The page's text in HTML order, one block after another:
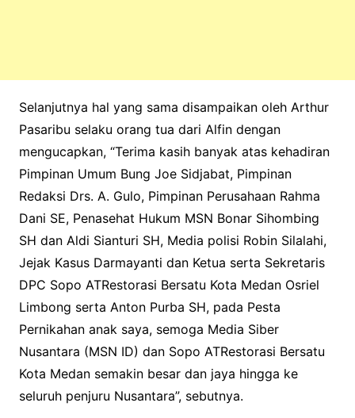
Selanjutnya hal yang sama disampaikan oleh Arthur
Pasaribu selaku orang tua dari Alfin dengan
mengucapkan, “Terima kasih banyak atas kehadiran
Pimpinan Umum Bung Joe Sidjabat, Pimpinan
Redaksi Drs. A. Gulo, Pimpinan Perusahaan Rahma
Dani SE, Penasehat Hukum MSN Bonar Sihombing
SH dan Aldi Sianturi SH, Media polisi Robin Silalahi,
Jejak Kasus Darmayanti dan Ketua serta Sekretaris
DPC Sopo ATRestorasi Bersatu Kota Medan Osriel
Limbong serta Anton Purba SH, pada Pesta
Pernikahan anak saya, semoga Media Siber
Nusantara (MSN ID) dan Sopo ATRestorasi Bersatu
Kota Medan semakin besar dan jaya hingga ke
seluruh penjuru Nusantara”, sebutnya.